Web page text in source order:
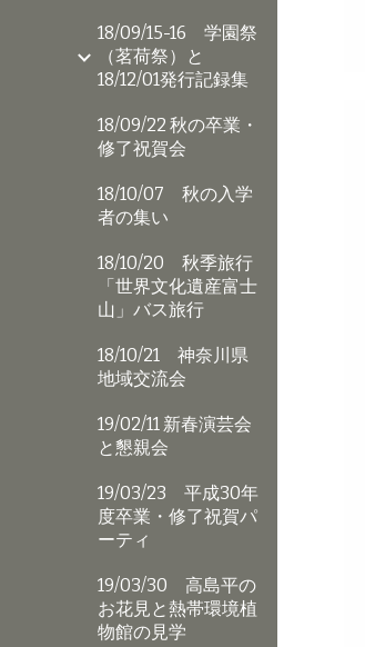
18/09/15-16 学園祭
（茗荷祭）と
18/12/01発行記録集
18/09/22 秋の卒業・
修了祝賀会
18/10/07 秋の入学
者の集い
18/10/20 秋季旅行
「世界文化遺産富士
山」バス旅行
18/10/21 神奈川県
地域交流会
19/02/11 新春演芸会
と懇親会
19/03/23 平成30年
度卒業・修了祝賀パ
ーティ
19/03/30 高島平の
お花見と熱帯環境植
物館の見学